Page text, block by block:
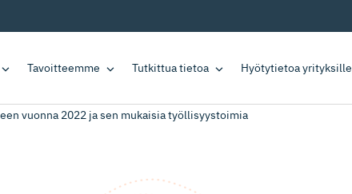
Tavoitteemme Tutkittua tietoa Hyötytietoa yrityksille
vuonna 2022 ja sen mukaisia työllisyystoimia